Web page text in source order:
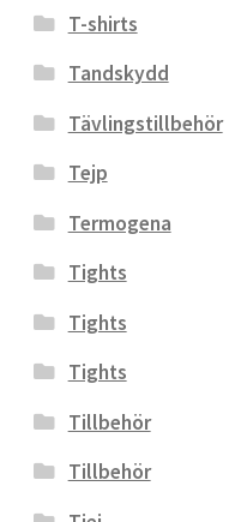
T-shirts
Tandskydd
Tävlingstillbehör
Tejp
Termogena
Tights
Tights
Tights
Tillbehör
Tillbehör